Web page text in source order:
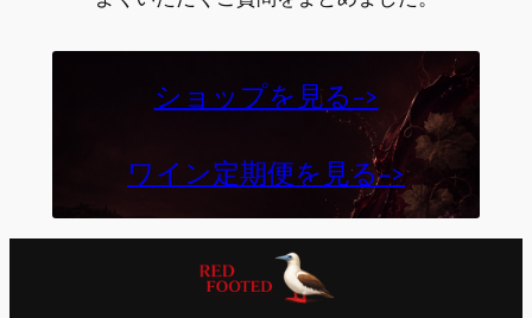
ショップを見る->
ワイン定期便を見る->